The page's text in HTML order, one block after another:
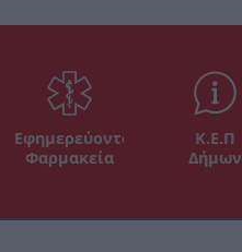
Εφημερεύοντα
Φαρμακεία
Κ.Ε.Π
Δήμων